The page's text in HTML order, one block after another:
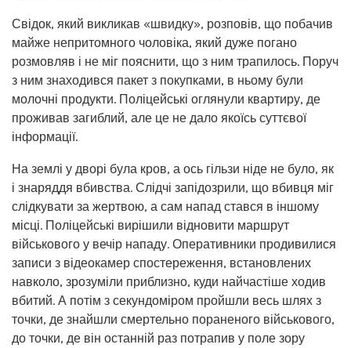
Свідок, який викликав «швидку», розповів, що побачив
майже непритомного чоловіка, який дуже погано
розмовляв і не міг пояснити, що з ним трапилось. Поруч
з ним знаходився пакет з покупками, в ньому були
молочні продукти. Поліцейські оглянули квартиру, де
проживав загиблий, але це не дало якоїсь суттєвої
інформації.
На землі у дворі була кров, а ось гільзи ніде не було, як
і знаряддя вбивства. Слідчі запідозрили, що вбивця міг
слідкувати за жертвою, а сам напад стався в іншому
місці. Поліцейські вирішили відновити маршрут
військового у вечір нападу. Оперативники продивилися
записи з відеокамер спостереження, встановлених
навколо, зрозуміли приблизно, куди найчастіше ходив
вбитий. А потім з секундоміром пройшли весь шлях з
точки, де знайшли смертельно пораненого військового,
до точки, де він останній раз потрапив у поле зору